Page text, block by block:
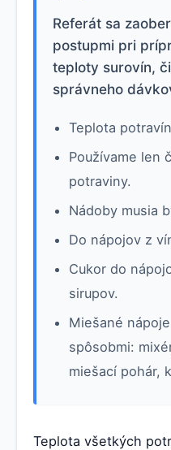
Referát sa
postupmi pri
teploty surovín,
správneho
Teplota
Používame len
potraviny.
Nádoby musia
Do nápojov z
Cukor do
sirupov.
Miešané
spôsobmi:
miešací pohár,
Teplota všetkých